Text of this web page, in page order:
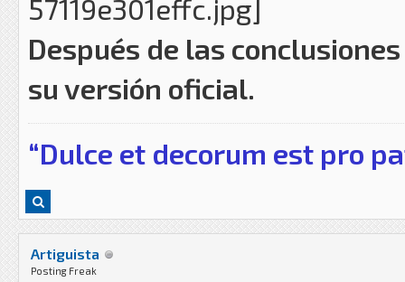
Después de las
su versión oficial.
“Dulce et decorum est pro
Artiguista
Posting Freak